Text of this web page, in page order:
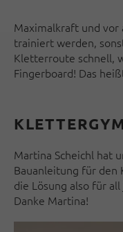
Maximalkraft und
trainiert werden,
Kletterroute schnell,
Fingerboard! Das
Martina Scheichl hat
Bauanleitung für
die Lösung also für
Danke Martina!